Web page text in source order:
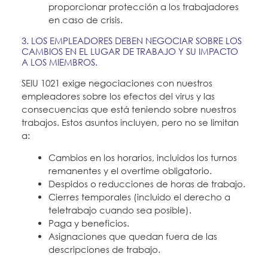
proporcionar protección a los trabajadores
en caso de crisis.
3. LOS EMPLEADORES DEBEN NEGOCIAR SOBRE LOS
CAMBIOS EN EL LUGAR DE TRABAJO Y SU IMPACTO
A LOS MIEMBROS.
SEIU 1021 exige negociaciones con nuestros
empleadores sobre los efectos del virus y las
consecuencias que está teniendo sobre nuestros
trabajos. Estos asuntos incluyen, pero no se limitan
a:
Cambios en los horarios, incluidos los turnos
remanentes y el overtime obligatorio.
Despidos o reducciones de horas de trabajo.
Cierres temporales (incluido el derecho a
teletrabajo cuando sea posible).
Paga y beneficios.
Asignaciones que quedan fuera de las
descripciones de trabajo.